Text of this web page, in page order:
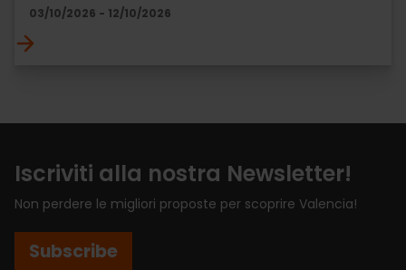
03/10/2026 - 12/10/2026
Iscriviti alla nostra Newsletter!
Non perdere le migliori proposte per scoprire Valencia!
Subscribe